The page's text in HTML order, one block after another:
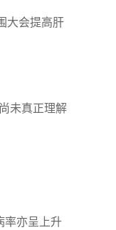
大会提高肝
未真正理解
率亦呈上升